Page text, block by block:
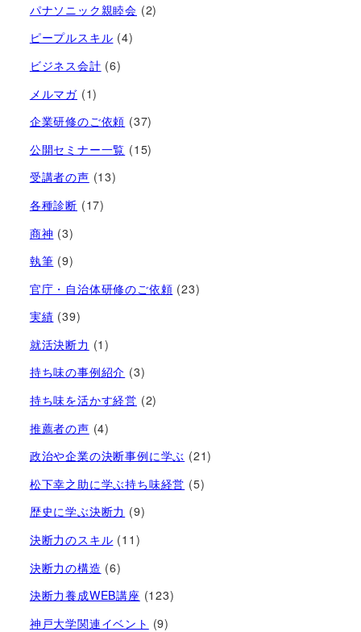
パナソニック親睦会 (2)
ピープルスキル (4)
ビジネス会計 (6)
メルマガ (1)
企業研修のご依頼 (37)
公開セミナー一覧 (15)
受講者の声 (13)
各種診断 (17)
商神 (3)
執筆 (9)
官庁・自治体研修のご依頼 (23)
実績 (39)
就活決断力 (1)
持ち味の事例紹介 (3)
持ち味を活かす経営​ (2)
推薦者の声 (4)
政治や企業の決断事例に学ぶ (21)
松下幸之助に学ぶ持ち味経営 (5)
歴史に学ぶ決断力 (9)
決断力のスキル (11)
決断力の構造 (6)
決断力養成WEB講座 (123)
神戸大学関連イベント (9)